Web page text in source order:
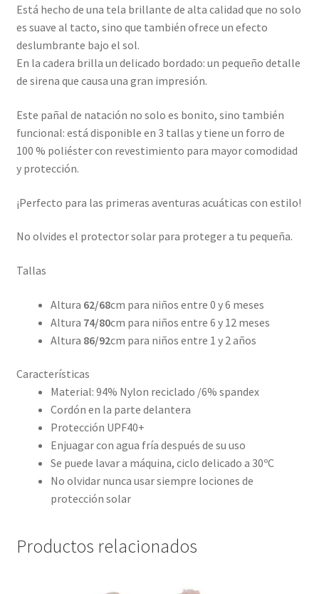
Está hecho de una tela brillante de alta calidad que no solo
es suave al tacto, sino que también ofrece un efecto
deslumbrante bajo el sol.
En la cadera brilla un delicado bordado: un pequeño detalle
de sirena que causa una gran impresión.
Este pañal de natación no solo es bonito, sino también
funcional: está disponible en 3 tallas y tiene un forro de
100 % poliéster con revestimiento para mayor comodidad
y protección.
¡Perfecto para las primeras aventuras acuáticas con estilo!
No olvides el protector solar para proteger a tu pequeña.
Tallas
Altura 62/68cm para niños entre 0 y 6 meses
Altura 74/80cm para niños entre 6 y 12 meses
Altura 86/92cm para niños entre 1 y 2 años
Características
Material: 94% Nylon reciclado /6% spandex
Cordón en la parte delantera
Protección UPF40+
Enjuagar con agua fría después de su uso
Se puede lavar a máquina, ciclo delicado a 30ºC
No olvidar nunca usar siempre lociones de
protección solar
Productos relacionados